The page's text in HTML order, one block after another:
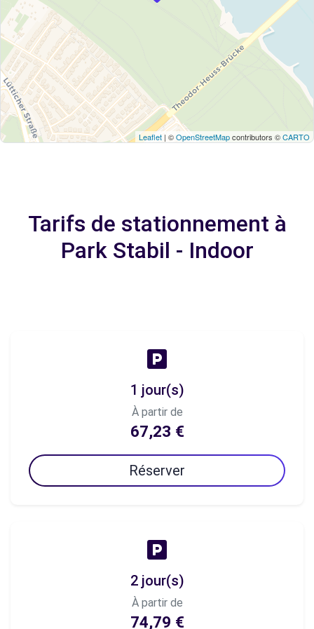
Leaflet | ©OpenStreetMapcontributors ©CARTO
Tarifs de stationnement à
Park Stabil - Indoor
1 jour(s)
À partir de
67,23 €
Réserver
2 jour(s)
À partir de
74,79 €